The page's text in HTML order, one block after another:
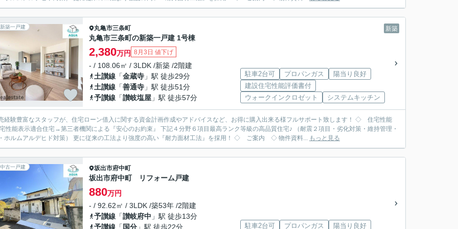
新築一戸建 新築
丸亀市三条町
丸亀市三条町の新築一戸建 1号棟
2,380万円 8月3日 値下げ
- / 108.06㎡ / 3LDK /新築 /2階建
土讃線 「金蔵寺 」駅 徒歩29分
土讃線 「善通寺 」駅 徒歩51分
予讃線 「讃岐塩屋 」駅 徒歩57分
駐車2台可 プロパンガス
陽当り良好
建設住宅性能評価書付
ウォークインクロゼット
システムキッチン
経験豊富なスタッフが、住宅ローン借入に関する資金計画作成やアドバイスなど、お得に購入出来る様フルサポート致します！ ◇ 住宅性能
性能表示適合住宅→第三者機関による『安心のお約束』 下記４分野６項目最高ランク等級の高品質住宅♪ （耐震２項目・劣化対策・維持管理・
耐風・ホルムアルデヒド対策） 更に従来の工法より強度の高い『耐力面材工法』を採用！ ◇ ご案内 ◇ 物件資料... もっと見る
中古一戸建 坂出市府中町
坂出市府中町 リフォーム戸建
880万円
- / 92.62㎡ / 3LDK /築53年 /2階建
予讃線 「讃岐府中 」駅 徒歩13分
予讃線 「 国分 」駅 徒歩22分 駐車2台可 プロパンガス 陽当り良好